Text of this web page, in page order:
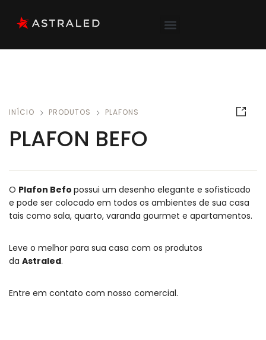
INÍCIO PRODUTOS PLAFONS
PLAFON BEFO
O Plafon Befo possui um desenho elegante e sofisticado
e pode ser colocado em todos os ambientes de sua casa
tais como sala, quarto, varanda gourmet e apartamentos.
Leve o melhor para sua casa com os produtos
da Astraled.
Entre em contato com nosso comercial.